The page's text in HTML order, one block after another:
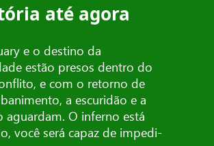
até agora
e o destino da
estão presos dentro do
e com o retorno de
a escuridão e a
aguardam. O inferno está
você será capaz de impedi-